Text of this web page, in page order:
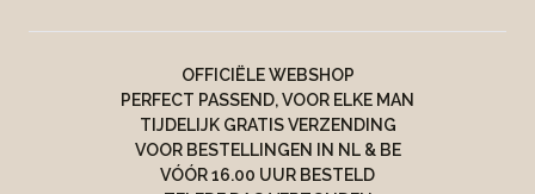
OFFICIËLE WEBSHOP
PERFECT PASSEND, VOOR ELKE MAN
TIJDELIJK GRATIS VERZENDING
VOOR BESTELLINGEN IN NL & BE
VÓÓR 16.00 UUR BESTELD